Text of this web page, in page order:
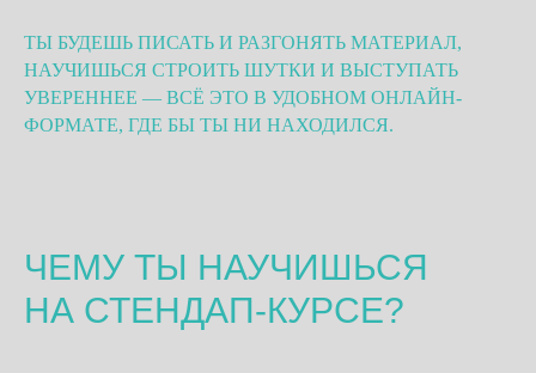
ТЫ БУДЕШЬ ПИСАТЬ И РАЗГОНЯТЬ МАТЕРИАЛ,
НАУЧИШЬСЯ СТРОИТЬ ШУТКИ И ВЫСТУПАТЬ
УВЕРЕННЕЕ — ВСЁ ЭТО В УДОБНОМ ОНЛАЙН-
ФОРМАТЕ, ГДЕ БЫ ТЫ НИ НАХОДИЛСЯ.
ЧЕМУ ТЫ НАУЧИШЬСЯ
НА СТЕНДАП-КУРСЕ?